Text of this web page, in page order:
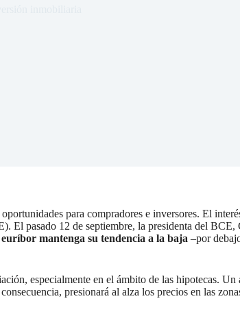
para compradores e inversores. El
El pasado 12 de septiembre, la presidenta del
mantenga su tendencia a la baja –por
especialmente en el ámbito de las hipotecas.
presionará al alza los precios en las